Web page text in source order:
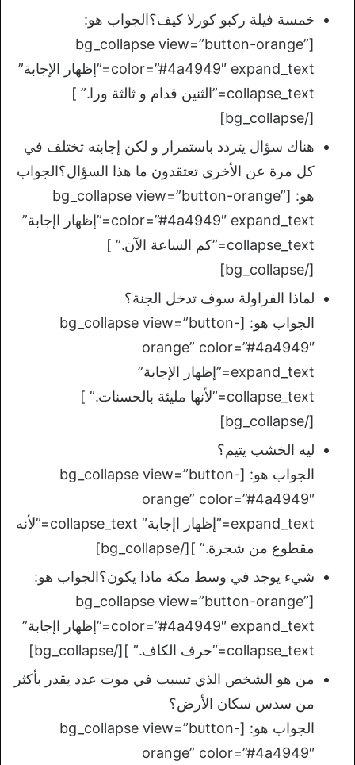
خمسة فيلة ركبو كورلا كيف؟الجواب هو:
[bg_collapse view=”button-orange”
color=”#4a4949″ expand_text=”إظهار الإجابة”
collapse_text=”الثنين قدام و ثالثة ورا.” ]
[/bg_collapse]
هناك سؤال يتردد باستمرار و لكن إجابته تختلف في
كل مرة عن الأخرى تعتقدون ما هذا السؤال؟الجواب
هو: [bg_collapse view=”button-orange”
color=”#4a4949″ expand_text=”إظهار اإجابة”
collapse_text=”كم الساعة الآن.” ]
[/bg_collapse]
لماذا الفراولة سوف تدخل الجنة؟
الجواب هو: [bg_collapse view=”button-
orange” color=”#4a4949″
expand_text=”إظهار الإجابة”
collapse_text=”لأنها مليئة بالحسنات.” ]
[/bg_collapse]
ليه الخشب يتيم؟
الجواب هو: [bg_collapse view=”button-
orange” color=”#4a4949″
expand_text=”إظهار اإجابة” collapse_text=”لأنه
مقطوع من شجرة.” ][/bg_collapse]
شيء يوجد في وسط مكة ماذا يكون؟الجواب هو:
[bg_collapse view=”button-orange”
color=”#4a4949″ expand_text=”إظهار اإجابة”
collapse_text=”حرف الكاف.” ][/bg_collapse]
من هو الشخص الذي تسبب في موت عدد يقدر بأكثر
من سدس سكان الأرض؟
الجواب هو: [bg_collapse view=”button-
orange” color=”#4a4949″